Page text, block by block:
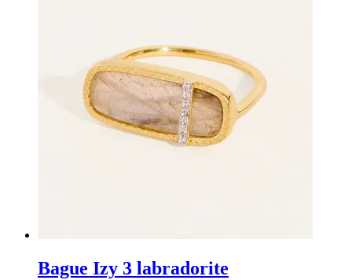
Bague Izy 3 labradorite